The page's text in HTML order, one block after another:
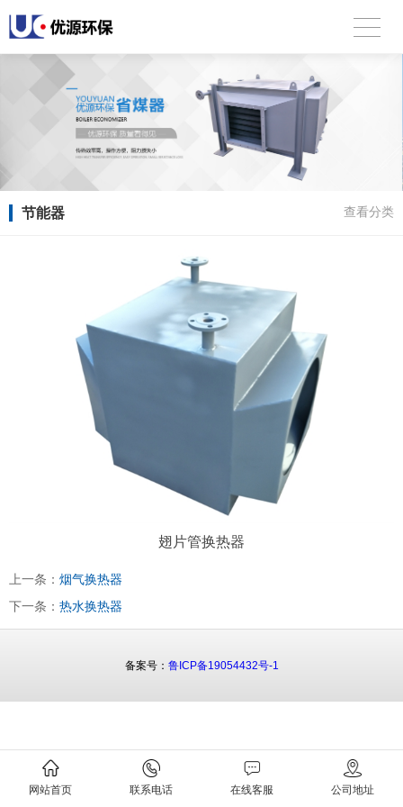
节能器 查看分类
翅片管换热器
上一条： 烟气换热器
下一条： 热水换热器
网站首页 联系电话 在线客服 公司地址
备案号： 鲁ICP备19054432号-1